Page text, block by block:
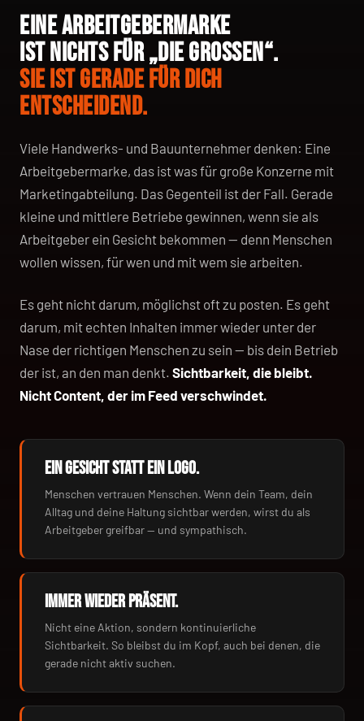
EINE ARBEITGEBERMARKE
IST NICHTS FÜR „DIE GROSSEN“.
SIE IST GERADE FÜR DICH
ENTSCHEIDEND.
Viele Handwerks- und Bauunternehmer denken: Eine
Arbeitgebermarke, das ist was für große Konzerne mit
Marketingabteilung. Das Gegenteil ist der Fall. Gerade
kleine und mittlere Betriebe gewinnen, wenn sie als
Arbeitgeber ein Gesicht bekommen — denn Menschen
wollen wissen, für wen und mit wem sie arbeiten.
Es geht nicht darum, möglichst oft zu posten. Es geht
darum, mit echten Inhalten immer wieder unter der
Nase der richtigen Menschen zu sein — bis dein Betrieb
der ist, an den man denkt. Sichtbarkeit, die bleibt.
Nicht Content, der im Feed verschwindet.
EIN GESICHT STATT EIN LOGO.
Menschen vertrauen Menschen. Wenn dein Team, dein
Alltag und deine Haltung sichtbar werden, wirst du als
Arbeitgeber greifbar — und sympathisch.
IMMER WIEDER PRÄSENT.
Nicht eine Aktion, sondern kontinuierliche
Sichtbarkeit. So bleibst du im Kopf, auch bei denen, die
gerade nicht aktiv suchen.